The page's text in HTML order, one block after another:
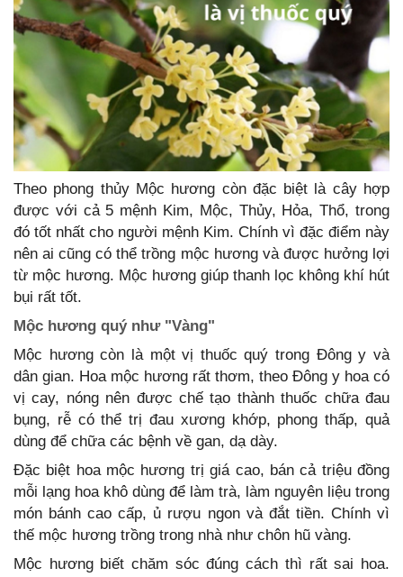
Theo phong thủy Mộc hương còn đặc biệt là cây hợp
được với cả 5 mệnh Kim, Mộc, Thủy, Hỏa, Thổ, trong
đó tốt nhất cho người mệnh Kim. Chính vì đặc điểm này
nên ai cũng có thể trồng mộc hương và được hưởng lợi
từ mộc hương. Mộc hương giúp thanh lọc không khí hút
bụi rất tốt.
Mộc hương quý như "Vàng"
Mộc hương còn là một vị thuốc quý trong Đông y và
dân gian. Hoa mộc hương rất thơm, theo Đông y hoa có
vị cay, nóng nên được chế tạo thành thuốc chữa đau
bụng, rễ có thể trị đau xương khớp, phong thấp, quả
dùng để chữa các bệnh về gan, dạ dày.
Đặc biệt hoa mộc hương trị giá cao, bán cả triệu đồng
mỗi lạng hoa khô dùng để làm trà, làm nguyên liệu trong
món bánh cao cấp, ủ rượu ngon và đắt tiền. Chính vì
thế mộc hương trồng trong nhà như chôn hũ vàng.
Mộc hương biết chăm sóc đúng cách thì rất sai hoa.